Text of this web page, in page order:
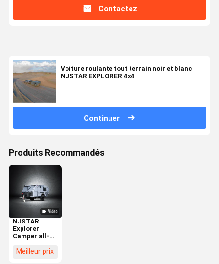
Contactez
Voiture roulante tout terrain noir et blanc
NJSTAR EXPLORER 4x4
Continuer
Produits Recommandés
NJSTAR
Explorer
Camper all-
pour des
Meilleur prix